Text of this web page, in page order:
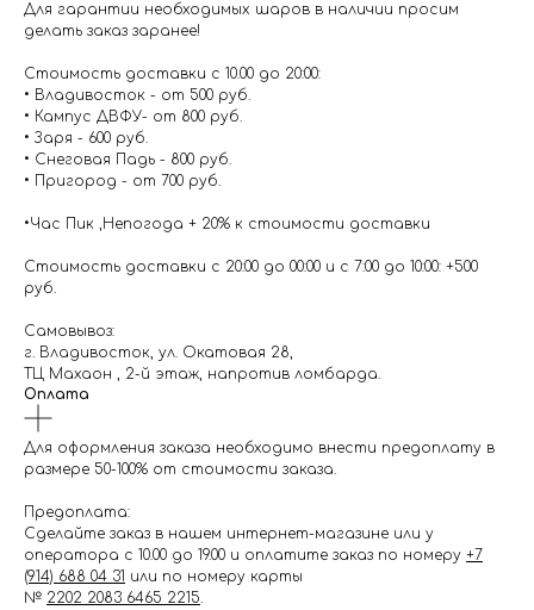
Для гарантии необходимых шаров в наличии просим
делать заказ заранее!
Стоимость доставки с 10.00 до 20:00:
• Владивосток - от 500 руб.
• Кампус ДВФУ- от 800 руб.
• Заря - 600 руб.
• Снеговая Падь - 800 руб.
• Пригород - от 700 руб.
•Час Пик ,Непогода + 20% к стоимости доставки
Стоимость доставки с 20:00 до 00:00 и с 7:00 до 10:00: +500
руб.
Самовывоз:
г. Владивосток, ул. Окатовая 28,
ТЦ Махаон , 2-й этаж, напротив ломбарда.
Оплата
Для оформления заказа необходимо внести предоплату в
размере 50-100% от стоимости заказа.
Предоплата:
Сделайте заказ в нашем интернет-магазине или у
оператора с 10.00 до 19.00 и оплатите заказ по номеру +7
(914) 688 04 31 или по номеру карты
№ 2202 2083 6465 2215.